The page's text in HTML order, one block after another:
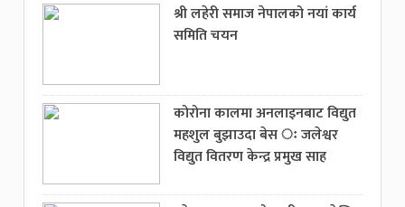
श्री लहेरी समाज नेपालको नयां कार्य
समिति चयन
कोरोना कालमा अनलाइनबाट विद्युत
महशुल बुझाउदा बेस ः जलेश्वर
विद्युत वितरण केन्द्र प्रमुख साह